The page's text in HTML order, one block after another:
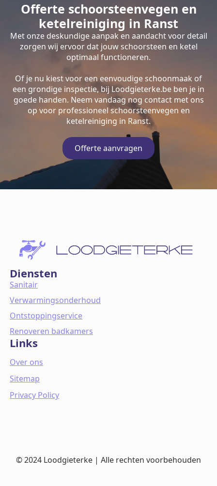
Offerte schoorsteenvegen en
ketelreiniging in Ranst
Met onze deskundige aanpak en aandacht voor detail
zorgen wij ervoor dat jouw schoorsteen en ketel
optimaal functioneren.
Of je nu kiest voor een eenvoudige schoonmaak of
een grondige inspectie, bij Loodgieterke.be ben je in
goede handen. Neem vandaag nog contact met ons
op voor professioneel schoorsteenvegen en
ketelreiniging in Ranst.
Offerte aanvragen
Diensten
Sanitair
Verwarmingsonderhoud
Ontstoppingservice
Renoveren badkamers
Links
Over ons
Sitemap
Privacy Policy
© 2024 Loodgieterke | Alle rechten voorbehouden